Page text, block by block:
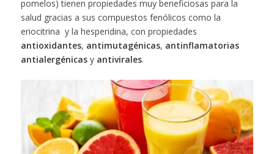
pomelos) tienen propiedades muy beneficiosas para la
salud gracias a sus compuestos fenólicos como la
eriocitrina y la hesperidina, con propiedades
antioxidantes, antimutagénicas, antinflamatorias
antialergénicasy antivirales.